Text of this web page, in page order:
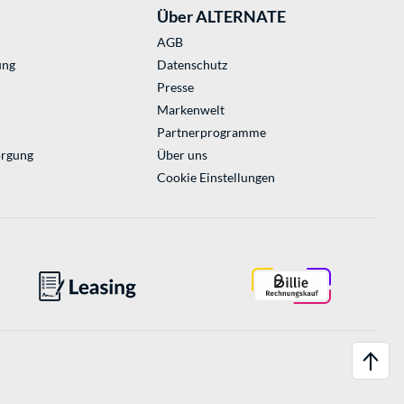
Über ALTERNATE
AGB
Datenschutz
Presse
Markenwelt
Partnerprogramme
Über uns
Cookie Einstellungen